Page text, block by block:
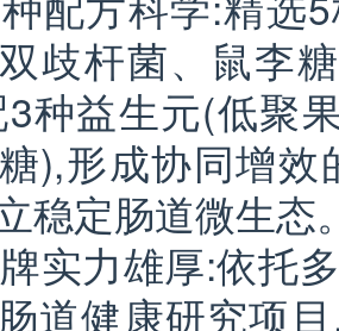
歧杆菌、鼠李
种益生元(低聚
),形成协同增效
稳定肠道微生
实力雄厚:依托
道健康研究项